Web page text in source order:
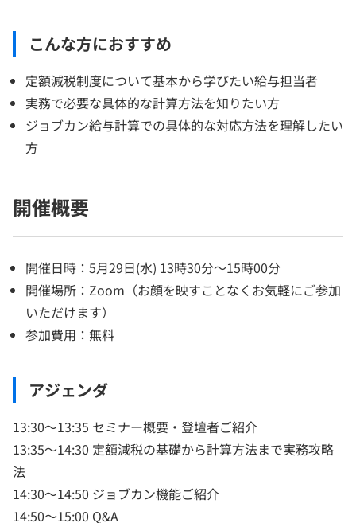
こんな方におすすめ
定額減税制度について基本から学びたい給与担当者
実務で必要な具体的な計算方法を知りたい方
ジョブカン給与計算での具体的な対応方法を理解したい
方
開催概要
開催日時：5月29日(水) 13時30分～15時00分
開催場所：Zoom（お顔を映すことなくお気軽にご参加
いただけます）
参加費用：無料
アジェンダ
13:30～13:35 セミナー概要・登壇者ご紹介
13:35～14:30 定額減税の基礎から計算方法まで実務攻略
法
14:30～14:50 ジョブカン機能ご紹介
14:50～15:00 Q&A